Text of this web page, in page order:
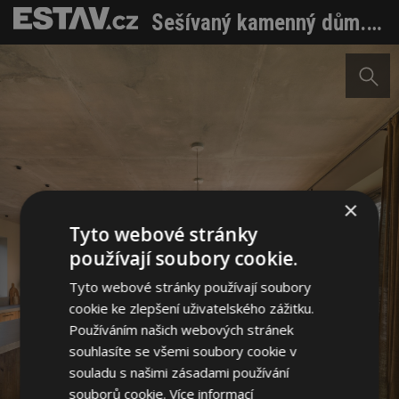
Sešívaný kamenný dům. Dvojitý projekt na nádherném místě v krajině
×
Tyto webové stránky
používají soubory cookie.
Tyto webové stránky používají soubory
cookie ke zlepšení uživatelského zážitku.
Používáním našich webových stránek
souhlasíte se všemi soubory cookie v
souladu s našimi zásadami používání
souborů cookie.Více informací